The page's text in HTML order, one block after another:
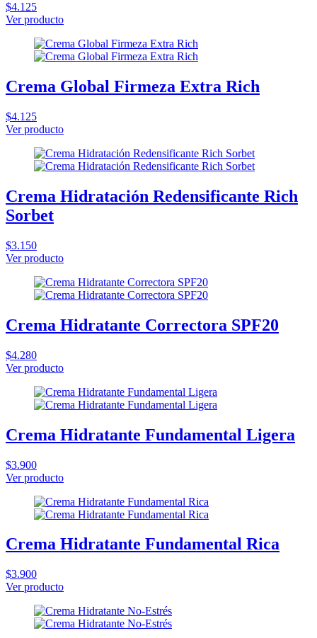
$4.125
Ver producto
Crema Global Firmeza Extra Rich
$4.125
Ver producto
Crema Hidratación Redensificante Rich
Sorbet
$3.150
Ver producto
Crema Hidratante Correctora SPF20
$4.280
Ver producto
Crema Hidratante Fundamental Ligera
$3.900
Ver producto
Crema Hidratante Fundamental Rica
$3.900
Ver producto